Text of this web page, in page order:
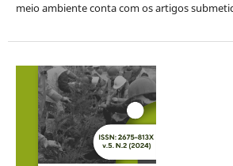
meio ambiente conta com os artigos